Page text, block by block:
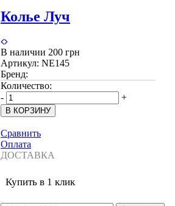
Колье Луч
В наличии 200 грн
Артикул: NE145
Бренд:
Количество:
-
+
Сравнить
Оплата
ДОСТАВКА
Купить в 1 клик